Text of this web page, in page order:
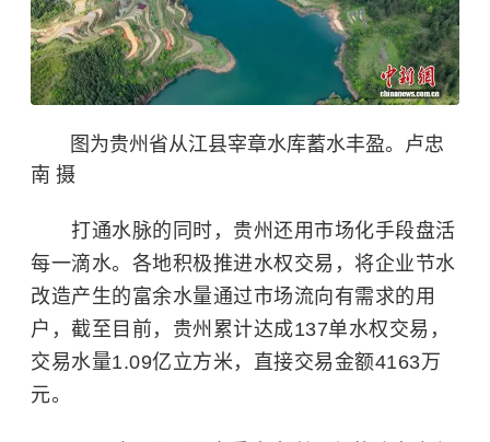
图为贵州省从江县宰章水库蓄水丰盈。卢忠
南 摄
打通水脉的同时，贵州还用市场化手段盘活
每一滴水。各地积极推进水权交易，将企业节水
改造产生的富余水量通过市场流向有需求的用
户，截至目前，贵州累计达成137单水权交易，
交易水量1.09亿立方米，直接交易金额4163万
元。